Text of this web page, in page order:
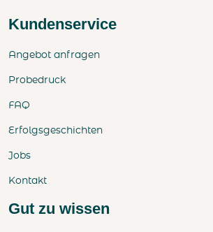
Kundenservice
Angebot anfragen
Probedruck
FAQ
Erfolgsgeschichten
Jobs
Kontakt
Gut zu wissen